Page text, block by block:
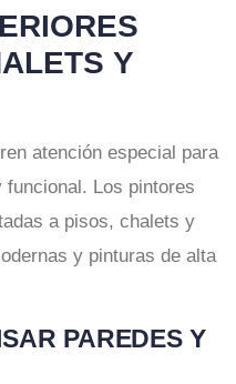
Y
atención especial para
funcional. Los pintores
a pisos, chalets y
y pinturas de alta
PAREDES Y